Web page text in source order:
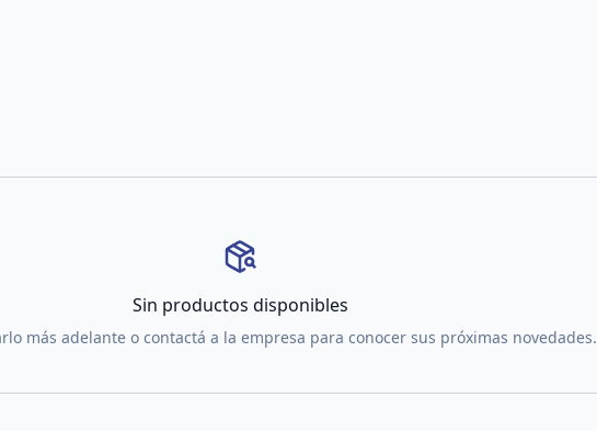
Sin productos disponibles
más adelante o contactá a la empresa para conocer sus próximas novedades.